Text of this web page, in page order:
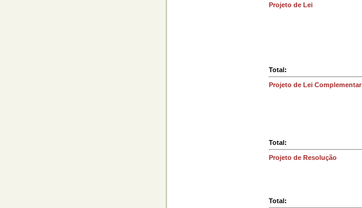
Projeto de Lei
Total:
Projeto de Lei Complementar
Total:
Projeto de Resolução
Total: